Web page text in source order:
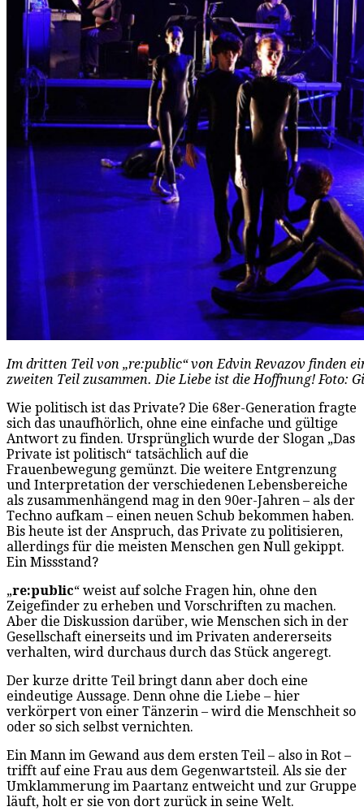
Im dritten Teil von „re:public“ von Edvin Revazov finden
zweiten Teil zusammen. Die Liebe ist die Hoffnung! Foto:
Wie politisch ist das Private? Die 68er-Generation fragte
sich das unaufhörlich, ohne eine einfache und gültige
Antwort zu finden. Ursprünglich wurde der Slogan „Das
Private ist politisch“ tatsächlich auf die
Frauenbewegung gemünzt. Die weitere Entgrenzung
und Interpretation der verschiedenen Lebensbereiche
als zusammenhängend mag in den 90er-Jahren – als der
Techno aufkam – einen neuen Schub bekommen haben.
Bis heute ist der Anspruch, das Private zu politisieren,
allerdings für die meisten Menschen gen Null gekippt.
Ein Missstand?
„re:public“ weist auf solche Fragen hin, ohne den
Zeigefinder zu erheben und Vorschriften zu machen.
Aber die Diskussion darüber, wie Menschen sich in der
Gesellschaft einerseits und im Privaten andererseits
verhalten, wird durchaus durch das Stück angeregt.
Der kurze dritte Teil bringt dann aber doch eine
eindeutige Aussage. Denn ohne die Liebe – hier
verkörpert von einer Tänzerin – wird die Menschheit so
oder so sich selbst vernichten.
Ein Mann im Gewand aus dem ersten Teil – also in Rot –
trifft auf eine Frau aus dem Gegenwartsteil. Als sie der
Umklammerung im Paartanz entweicht und zur Gruppe
läuft, holt er sie von dort zurück in seine Welt.